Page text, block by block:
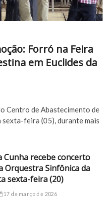
Forró na Feira
em Euclides da
Centro de Abastecimento de
sexta-feira (05), durante mais
Cunha recebe concerto
Orquestra Sinfônica da
sexta-feira (20)
17 de março de 2026